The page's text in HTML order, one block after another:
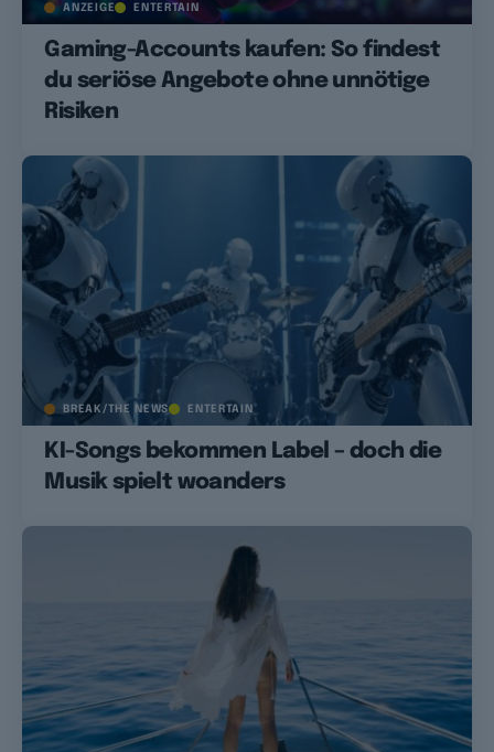
ANZEIGE ENTERTAIN
Gaming-Accounts kaufen: So findest
du seriöse Angebote ohne unnötige
Risiken
BREAK/THE NEWS ENTERTAIN
KI-Songs bekommen Label – doch die
Musik spielt woanders